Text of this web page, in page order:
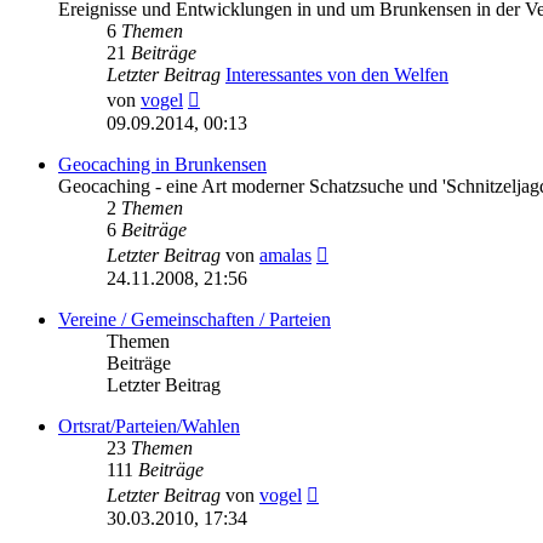
Ereignisse und Entwicklungen in und um Brunkensen in der
6 Themen
21 Beiträge
Letzter Beitrag Interessantes von den Welfen
von vogel
Beitrag
09.09.2014, 00:13
Geocaching in Brunkensen
Geocaching - eine Art moderner Schatzsuche und
2 Themen
6 Beiträge
Letzter Beitrag von amalas
24.11.2008, 21:56
Vereine / Gemeinschaften / Parteien
Themen
Beiträge
Letzter Beitrag
Ortsrat/Parteien/Wahlen
23 Themen
111 Beiträge
Letzter Beitrag von vogel
30.03.2010, 17:34